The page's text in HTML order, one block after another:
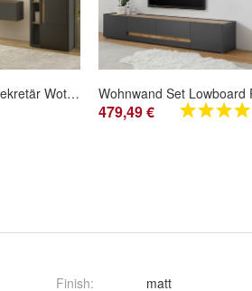
Wohnwand mit Sekretär Wotan Eiche grau Wohnzimmer Schrankwand Set 6-tlg. Center
479,49 €
Finish:
matt